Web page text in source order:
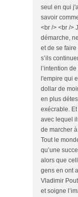
seul en qui
savoir
<br /> <br />
démarche,
et de se
s’ils
l’intention
l'empire qui
dollar de
en plus
exécrable.
avec lequel
de marcher
Tout le
qu’une
alors que
gens en ont
Vladimir
et soigne